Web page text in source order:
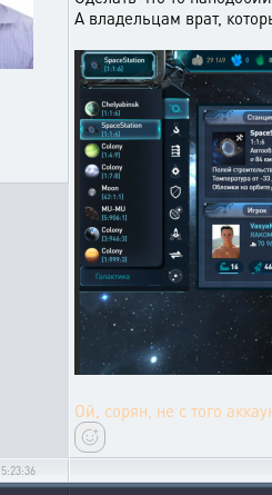
А владельцам врат,
Ой, сорян, не с того